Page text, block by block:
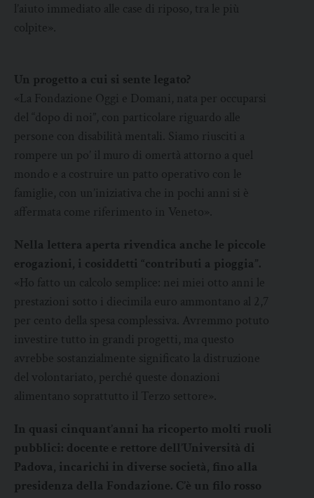
l’aiuto immediato alle case di riposo, tra le più
colpite».
Un progetto a cui si sente legato?
«La Fondazione Oggi e Domani, nata per occuparsi
del “dopo di noi”, con particolare riguardo alle
persone con disabilità mentali. Siamo riusciti a
rompere un po’ il muro di omertà attorno a quel
mondo e a costruire un patto operativo con le
famiglie, con un’iniziativa che in pochi anni si è
affermata come riferimento in Veneto».
Nella lettera aperta rivendica anche le piccole
erogazioni, i cosiddetti “contributi a pioggia”.
«Ho fatto un calcolo semplice: nei miei otto anni le
prestazioni sotto i diecimila euro ammontano al 2,7
per cento della spesa complessiva. Avremmo potuto
investire tutto in grandi progetti, ma questo
avrebbe sostanzialmente significato la distruzione
del volontariato, perché queste donazioni
alimentano soprattutto il Terzo settore».
In quasi cinquant’anni ha ricoperto molti ruoli
pubblici: docente e rettore dell’Università di
Padova, incarichi in diverse società, fino alla
presidenza della Fondazione. C’è un filo rosso